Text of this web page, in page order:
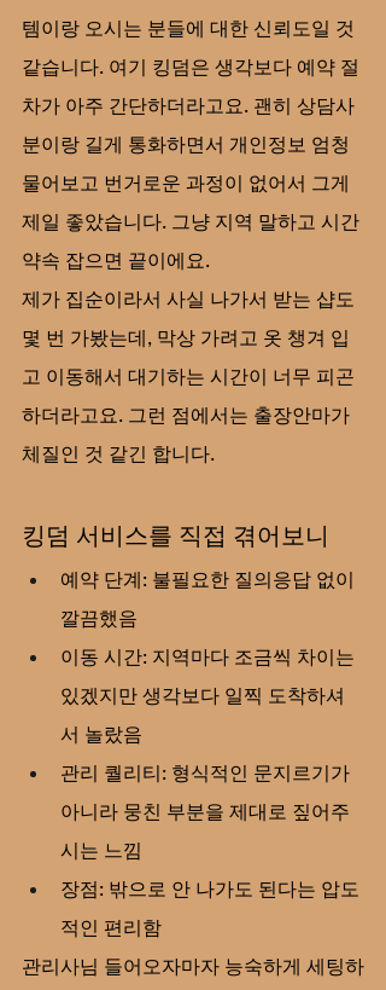
템이랑 오시는 분들에 대한 신뢰도일 것
같습니다. 여기 킹덤은 생각보다 예약 절
차가 아주 간단하더라고요. 괜히 상담사
분이랑 길게 통화하면서 개인정보 엄청
물어보고 번거로운 과정이 없어서 그게
제일 좋았습니다. 그냥 지역 말하고 시간
약속 잡으면 끝이에요.
제가 집순이라서 사실 나가서 받는 샵도
몇 번 가봤는데, 막상 가려고 옷 챙겨 입
고 이동해서 대기하는 시간이 너무 피곤
하더라고요. 그런 점에서는 출장안마가
체질인 것 같긴 합니다.
킹덤 서비스를 직접 겪어보니
예약 단계: 불필요한 질의응답 없이
깔끔했음
이동 시간: 지역마다 조금씩 차이는
있겠지만 생각보다 일찍 도착하셔
서 놀랐음
관리 퀄리티: 형식적인 문지르기가
아니라 뭉친 부분을 제대로 짚어주
시는 느낌
장점: 밖으로 안 나가도 된다는 압도
적인 편리함
관리사님 들어오자마자 능숙하게 세팅하